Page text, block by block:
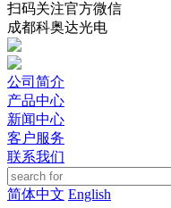
扫码关注官方微信
成都科奥达光电
公司简介
产品中心
新闻中心
客户服务
联系我们
简体中文 English